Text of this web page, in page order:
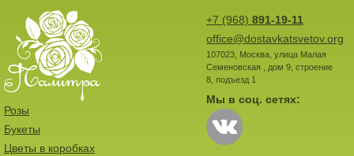
+7 (968) 891-19-11
office@dostavkatsvetov.org
107023, Москва, улица Малая
Семеновская , дом 9, строение
8, подъезд 1
Мы в соц. сетях:
Розы
Букеты
Цветы в коробках